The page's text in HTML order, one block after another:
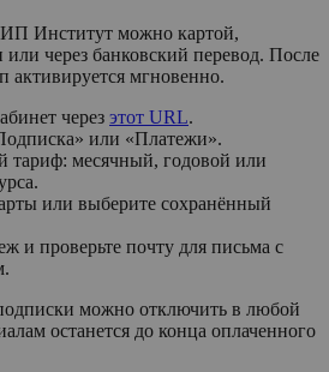
Институт можно картой,
через банковский перевод. После
активируется мгновенно.
через этот URL.
или «Платежи».
тариф: месячный, годовой или
или выберите сохранённый
и проверьте почту для письма с
можно отключить в любой
останется до конца оплаченного